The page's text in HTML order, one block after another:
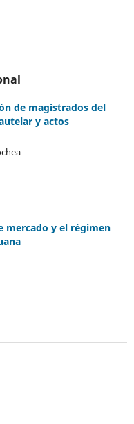
de magistrados del
y actos
mercado y el régimen